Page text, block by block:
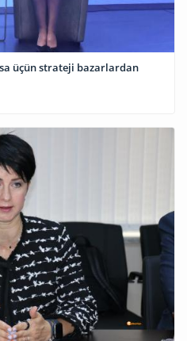
üçün strateji bazarlardan